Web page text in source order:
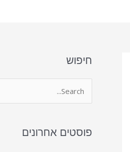
חיפוש
פוסטים אחרונים